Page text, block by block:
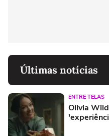
Últimas notícias
ENTRE TELAS
Olivia